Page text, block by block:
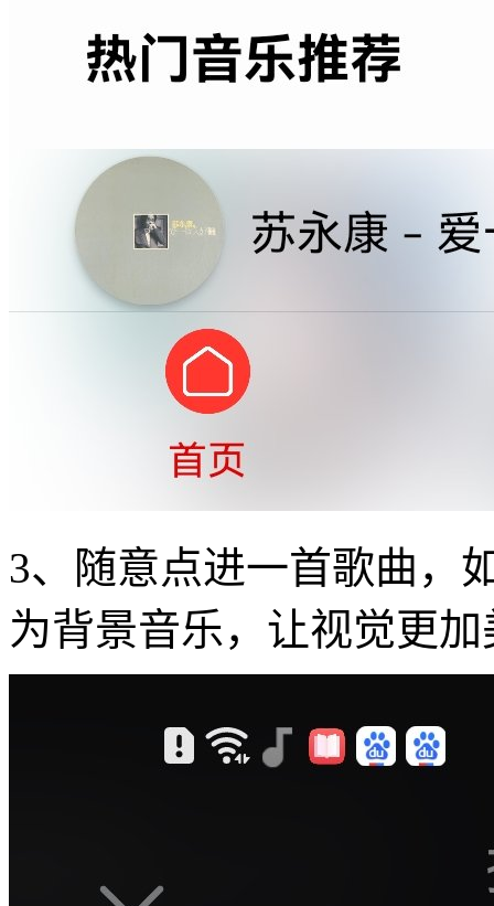
3、随意点进一首歌曲，
为背景音乐，让视觉更加